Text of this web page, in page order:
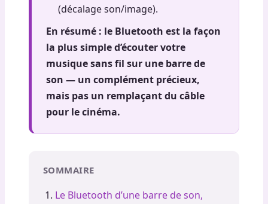
(décalage son/image).
En résumé : le Bluetooth est la façon
la plus simple d’écouter votre
musique sans fil sur une barre de
son — un complément précieux,
mais pas un remplaçant du câble
pour le cinéma.
SOMMAIRE
Le Bluetooth d’une barre de son,